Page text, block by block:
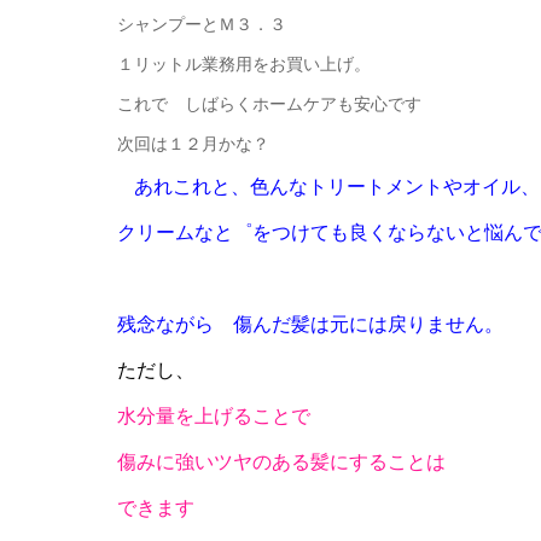
シャンプーとＭ３．３
１リットル業務用をお買い上げ。
これで しばらくホームケアも安心です
次回は１２月かな？
あれこれと、色んなトリートメントやオイル、
クリームなと゜をつけても良くならないと悩んで
残念ながら 傷んだ髪は元には戻りません。
ただし、
水分量を上げることで
傷みに強いツヤのある髪にすることは
できます